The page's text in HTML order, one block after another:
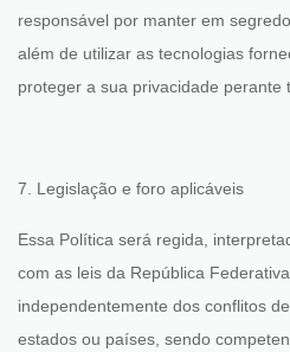
responsável por manter em
além de utilizar as tecnologias
proteger a sua privacidade perante
7. Legislação e foro aplicáveis
Essa Política será regida,
com as leis da República
independentemente dos conflitos
estados ou países, sendo